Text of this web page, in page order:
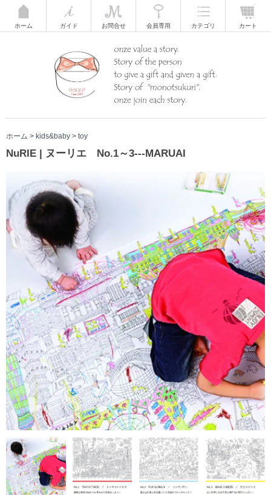
ホーム ガイド お問合せ 会員専用 カテゴリ カート
ホーム > kids&baby > toy
NuRIE | ヌーリエ No.1～3---MARUAI